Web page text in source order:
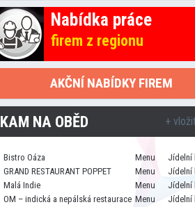
Nabídka práce
firem z regionu
AKČNÍ NABÍDKY FIREM
KAM NA OBĚD +
Bistro Oáza Menu
Jídelní
GRAND RESTAURANT POPPET
Menu
Jídelní
Malá Indie
Menu
Jídelní
OM – indická a nepálská restaurace Menu
Jídelní